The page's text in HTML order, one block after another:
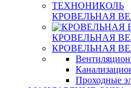
КРОВЕЛЬНАЯ
КРОВЕЛЬНАЯ
КРОВЕЛЬНАЯ
Проходные